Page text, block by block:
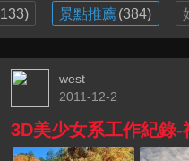
景點推薦(384)
west
2011-12-2
3D美少女系工作紀錄-